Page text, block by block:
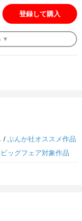
登録して購入
▼
/ぶんか社オススメ作品
ッグフェア対象作品